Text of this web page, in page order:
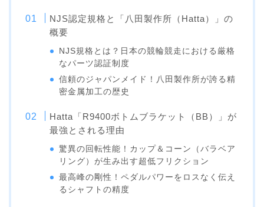
NJS認定規格と「八田製作所（Hatta）」の
概要
NJS規格とは？日本の競輪競走における厳格
なパーツ認証制度
信頼のジャパンメイド！八田製作所が誇る精
密金属加工の歴史
Hatta「R9400ボトムブラケット（BB）」が
最強とされる理由
驚異の回転性能！カップ＆コーン（バラベア
リング）が生み出す超低フリクション
最高峰の剛性！ペダルパワーをロスなく伝え
るシャフトの精度